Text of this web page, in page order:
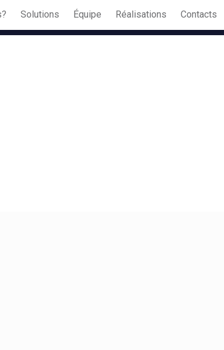
Solutions Équipe Réalisations Contacts